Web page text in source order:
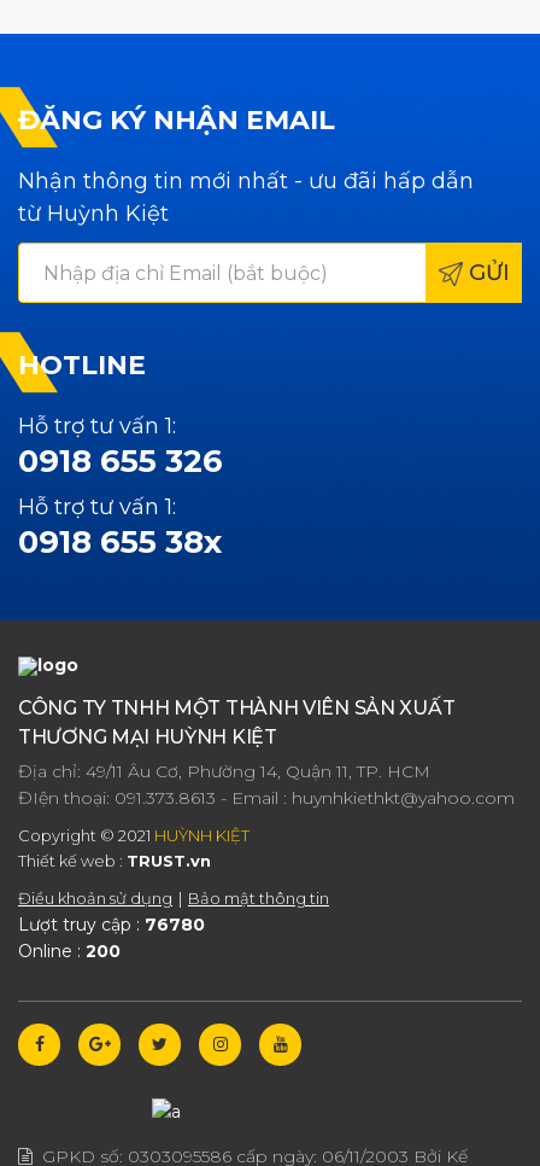
ĐĂNG KÝ NHẬN EMAIL
Nhận thông tin mới nhất - ưu đãi hấp dẫn
từ Huỳnh Kiệt
GỬI
HOTLINE
Hỗ trợ tư vấn 1:
0918 655 326
Hỗ trợ tư vấn 1:
0918 655 38x
CÔNG TY TNHH MỘT THÀNH VIÊN SẢN XUẤT
THƯƠNG MẠI HUỲNH KIỆT
Địa chỉ: 49/11 Âu Cơ, Phường 14, Quận 11, TP. HCM
ĐIện thoại: 091.373.8613 - Email : huynhkiethkt@yahoo.com
Copyright © 2021 HUỲNH KIỆT
Thiết kế web : TRUST.vn
Điều khoản sử dụng
Bảo mật thông tin
Lượt truy cập : 76780
Online : 200
GPKD số: 0303095586 cấp ngày: 06/11/2003 Bởi Kế